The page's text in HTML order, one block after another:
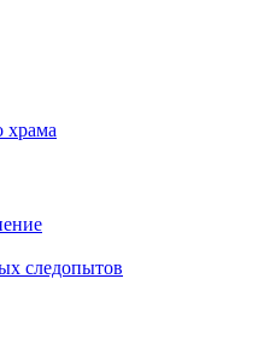
храма
следопытов